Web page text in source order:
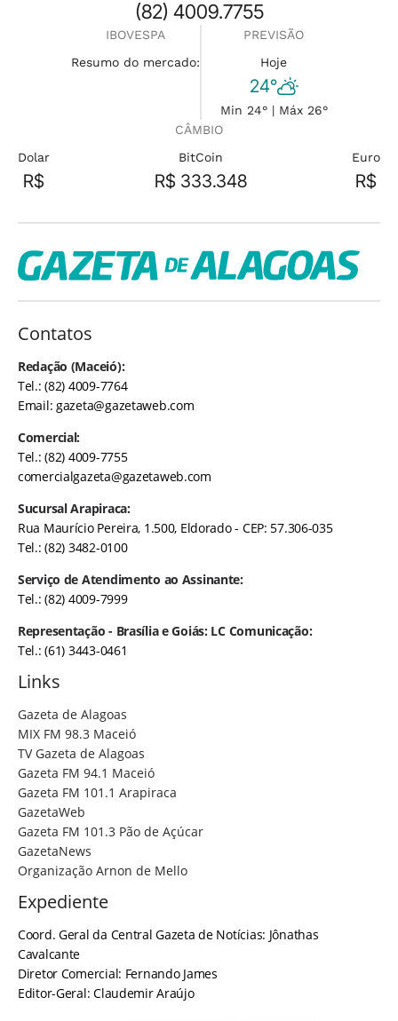
(82) 4009.7755
IBOVESPA
Resumo do mercado:
PREVISÃO
Hoje
24°
Min 24° | Máx 26°
CÂMBIO
Dolar
R$
BitCoin
R$ 333.348
Euro
R$
Contatos
Redação (Maceió):
Tel.: (82) 4009-7764
Email:gazeta@gazetaweb.com
Comercial:
Tel.: (82) 4009-7755
comercialgazeta@gazetaweb.com
Sucursal Arapiraca:
Rua Maurício Pereira, 1.500, Eldorado - CEP: 57.306-035
Tel.: (82) 3482-0100
Serviço de Atendimento ao Assinante:
Tel.: (82) 4009-7999
Representação - Brasília e Goiás: LC Comunicação:
Tel.: (61) 3443-0461
Links
Gazeta de Alagoas
MIX FM 98.3 Maceió
TV Gazeta de Alagoas
Gazeta FM 94.1 Maceió
Gazeta FM 101.1 Arapiraca
GazetaWeb
Gazeta FM 101.3 Pão de Açúcar
GazetaNews
Organização Arnon de Mello
Expediente
Coord. Geral da Central Gazeta de Notícias: Jônathas
Cavalcante
Diretor Comercial: Fernando James
Editor-Geral: Claudemir Araújo